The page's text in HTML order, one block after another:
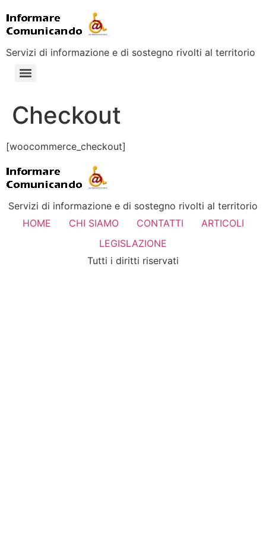
Servizi di informazione e di sostegno rivolti al territorio
Checkout
[woocommerce_checkout]
Servizi di informazione e di sostegno rivolti al territorio
HOME
CHI SIAMO CONTATTI
ARTICOLI
LEGISLAZIONE
Tutti i diritti riservati